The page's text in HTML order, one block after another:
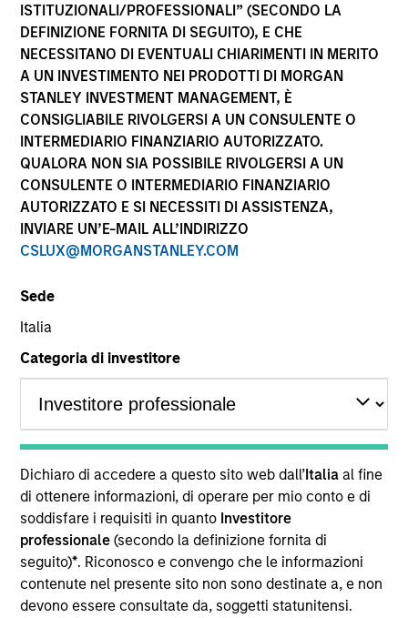
ISTITUZIONALI/PROFESSIONALI” (SECONDO LA
DEFINIZIONE FORNITA DI SEGUITO), E CHE
NECESSITANO DI EVENTUALI CHIARIMENTI IN MERITO
A UN INVESTIMENTO NEI PRODOTTI DI MORGAN
STANLEY INVESTMENT MANAGEMENT, È
CONSIGLIABILE RIVOLGERSI A UN CONSULENTE O
INTERMEDIARIO FINANZIARIO AUTORIZZATO.
QUALORA NON SIA POSSIBILE RIVOLGERSI A UN
CONSULENTE O INTERMEDIARIO FINANZIARIO
AUTORIZZATO E SI NECESSITI DI ASSISTENZA,
INVIARE UN’E-MAIL ALL’INDIRIZZO
CSLUX@MORGANSTANLEY.COM
Sede
Italia
Categoria di investitore
Dichiaro di accedere a questo sito web dall’Italia al fine
di ottenere informazioni, di operare per mio conto e di
soddisfare i requisiti in quanto Investitore
professionale(secondo la definizione fornita di
seguito)*. Riconosco e convengo che le informazioni
contenute nel presente sito non sono destinate a, e non
devono essere consultate da, soggetti statunitensi.
La presente comunicazione ha carattere promozionale.
La performance passata non è un indicatore affidabile dei
risultati futuri. I rendimenti possono aumentare o diminuire
per effetto delle oscillazioni valutarie. Tutti i dati di
performance sono calcolati in base al valore del
patrimonio netto (NAV), al netto delle spese, e non
comprendono le commissioni e gli oneri relativi
all’emissione e al rimborso delle quote. Tutti i dati relativi
alle performance e agli indici sono tratti da Morgan
Stanley Investment Management.
Rendimenti nell’anno solare.
*Devise de référence du fonds
Comparti di Morgan Stanley Investment Funds, una
società di investimento a capitale variabile di diritto
lussemburghese. (la “Società”) è registrata nel
Granducato di Lussemburgo come organismo
d’investimento collettivo ai sensi della Parte 1 della Legge
del 17 dicembre 2010 e successive modifiche. La Società è
un organismo d’investimento collettivo in valori mobiliari
(“OICVM”).